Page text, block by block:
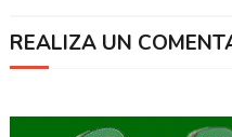
REALIZA UN